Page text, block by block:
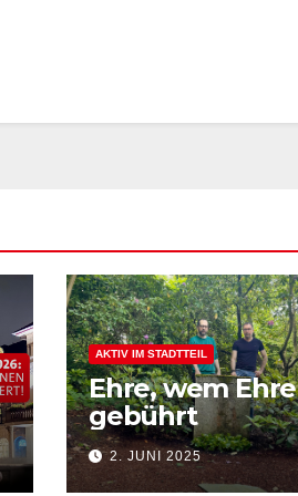
AKTIV IM STADTTEIL
Ehre, wem Ehre
gebührt
2. JUNI 2025